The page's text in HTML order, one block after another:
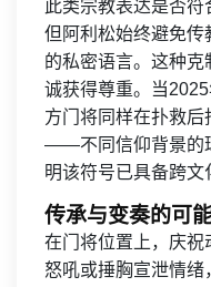
此类宗教表达是否符
但阿利松始终避免传
的私密语言。这种
诚获得尊重。当
方门将同样在扑救
——不同信仰背景的
明该符号已具备跨文
传承与变奏的可
在门将位置上，庆祝
怒吼或捶胸宣泄情